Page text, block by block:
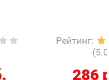
Рейтинг
286 руб.